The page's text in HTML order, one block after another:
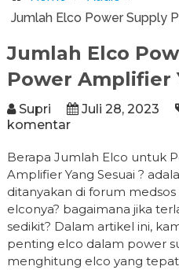
Jumlah Elco Power Supply
Jumlah Elco
Power Amplifier
Supri Juli 28, 2023
komentar
Berapa Jumlah Elco untuk
Amplifier Yang Sesuai ?
ditanyakan di forum
elconya? bagaimana jika
sedikit? Dalam artikel ini,
penting elco dalam power
menghitung elco yang